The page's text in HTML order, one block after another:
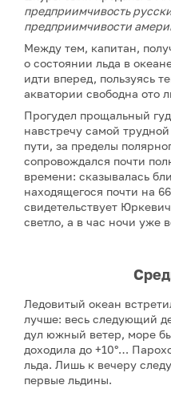
предприимчивость
предприимчивости
Между тем, капитан,
о состоянии льда в
идти вперед, пользуясь
акватории свободна ото
Прогудел прощальный
навстречу самой
пути, за пределы
сопровождался почти
времени: сказывалась
находящегося почти на
свидетельствует
светло, а в час ночи уже
Ледовитый океан
лучше: весь следующий
дул южный ветер, море
доходила до +10°…
льда. Лишь к вечеру
первые льдины.